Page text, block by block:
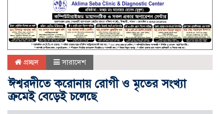
প্রচ্ছদ সারাদেশ
ঈশ্বরদীতে করোনায় রোগী ও মৃতের সংখ্যা
ক্রমেই বেড়েই চলেছে